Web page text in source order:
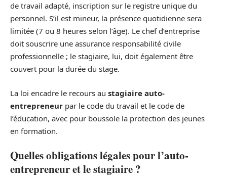
de travail adapté, inscription sur le registre unique du
personnel. S’il est mineur, la présence quotidienne sera
limitée (7 ou 8 heures selon l’âge). Le chef d’entreprise
doit souscrire une assurance responsabilité civile
professionnelle ; le stagiaire, lui, doit également être
couvert pour la durée du stage.
La loi encadre le recours au stagiaire auto-
entrepreneur par le code du travail et le code de
l’éducation, avec pour boussole la protection des jeunes
en formation.
Quelles obligations légales pour l’auto-
entrepreneur et le stagiaire ?